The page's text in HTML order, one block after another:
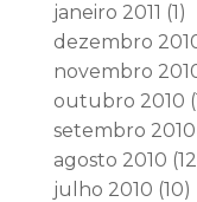
janeiro 2011 (1)
dezembro
novembro
outubro 2010
setembro 2010
agosto 2010
julho 2010 (10)